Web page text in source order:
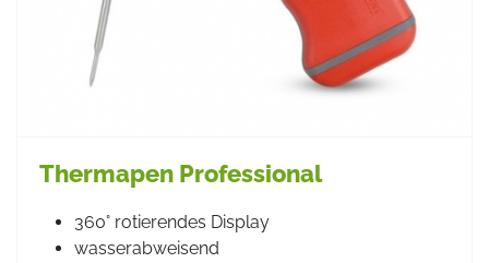
Thermapen Professional
360° rotierendes Display
wasserabweisend